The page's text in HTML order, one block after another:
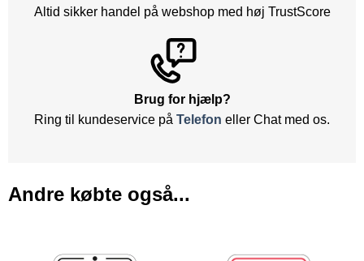
Altid sikker handel på webshop med høj TrustScore
Brug for hjælp?
Ring til kundeservice på Telefon eller Chat med os.
Andre købte også...